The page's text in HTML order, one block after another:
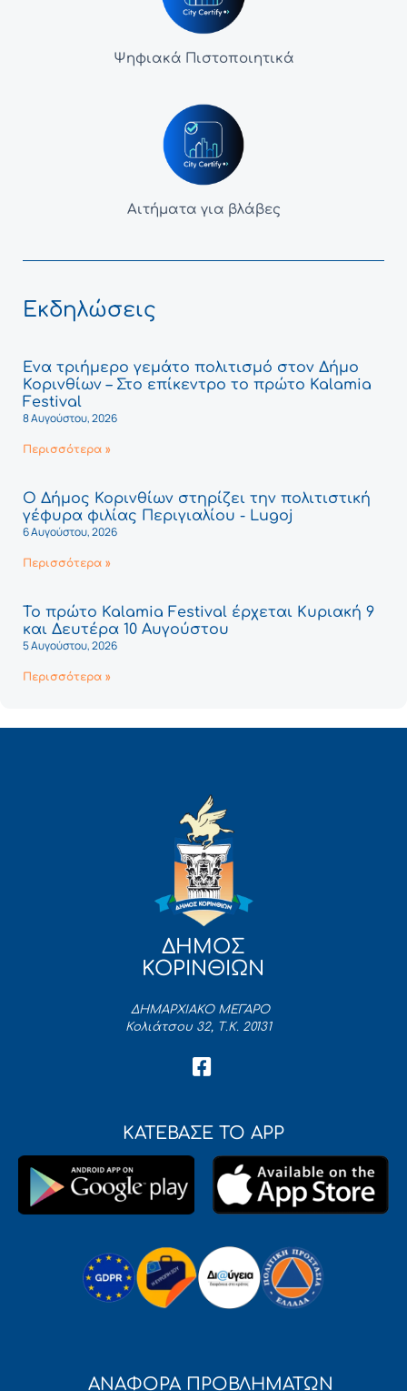
Ψηφιακά Πιστοποιητικά
Αιτήματα για βλάβες
Εκδηλώσεις
Ένα τριήμερο γεμάτο πολιτισμό στον Δήμο
Κορινθίων – Στο επίκεντρο το πρώτο Kalamia
Festival
8 Αυγούστου, 2026
Περισσότερα »
Ο Δήμος Κορινθίων στηρίζει την πολιτιστική
γέφυρα φιλίας Περιγιαλίου - Lugoj
6 Αυγούστου, 2026
Περισσότερα »
Το πρώτο Kalamia Festival έρχεται Κυριακή 9
και Δευτέρα 10 Αυγούστου
5 Αυγούστου, 2026
Περισσότερα »
ΔΗΜΟΣ
ΚΟΡΙΝΘΙΩΝ
ΔΗΜΑΡΧΙΑΚΟ ΜΕΓΑΡΟ
Κολιάτσου 32, Τ.Κ. 20131
ΚΑΤΕΒΑΣΕ ΤΟ APP
ΑΝΑΦΟΡΑ ΠΡΟΒΛΗΜΑΤΩΝ